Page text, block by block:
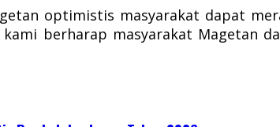
optimistis masyarakat dapat
berharap masyarakat Magetan